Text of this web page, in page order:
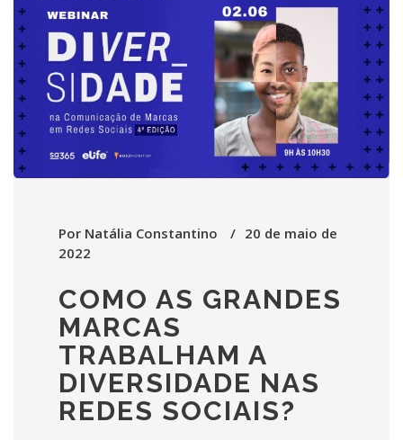
Por Natália Constantino
20 de maio de
2022
COMO AS GRANDES
MARCAS
TRABALHAM A
DIVERSIDADE NAS
REDES SOCIAIS?